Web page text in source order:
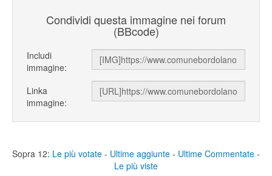
Condividi questa immagine nei forum
(BBcode)
Includi
immagine:
Linka
immagine:
Sopra 12: Le più votate - Ultime aggiunte - Ultime Commentate -
Le più viste